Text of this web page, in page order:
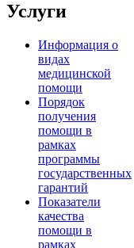
Услуги
Информация о
видах
медицинской
помощи
Порядок
получения
помощи в
рамках
программы
государственных
гарантий
Показатели
качества
помощи в
рамках